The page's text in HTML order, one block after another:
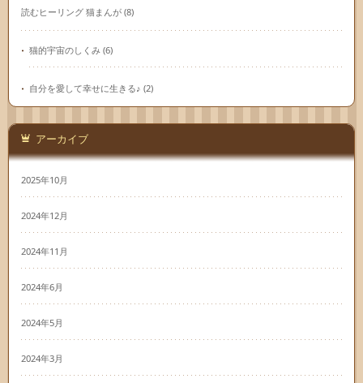
読むヒーリング 猫まんが (8)
猫的宇宙のしくみ (6)
自分を愛して幸せに生きる♪ (2)
アーカイブ
2025年10月
2024年12月
2024年11月
2024年6月
2024年5月
2024年3月